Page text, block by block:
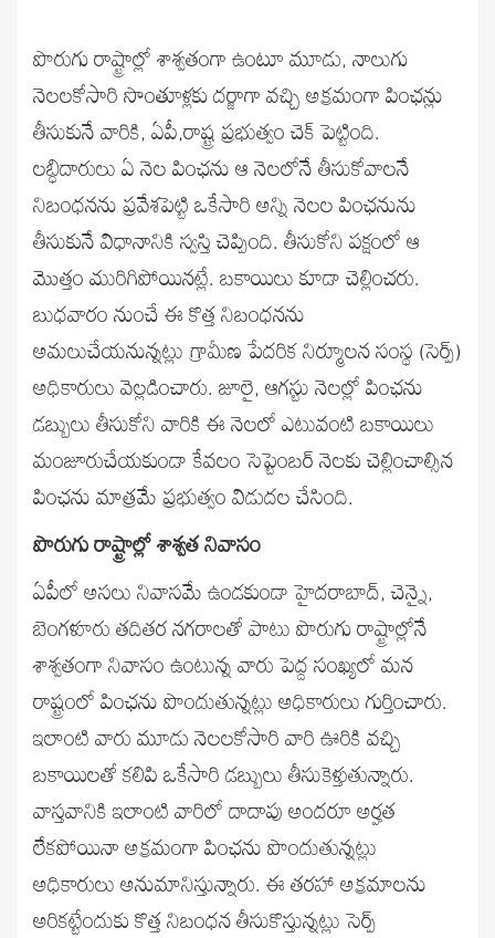
పొరుగు రాష్ట్రాల్లో శాశ్వతంగా ఉంటూ మూడు, నాలుగు
నెలలకోసారి సొంతూళ్లకు దర్జాగా వచ్చి అక్రమంగా పింఛన్లు
తీసుకునే వారికి, ఏపీ,రాష్ట్ర ప్రభుత్వం చెక్‌ పెట్టింది.
లబ్ధిదారులు ఏ నెల పింఛను ఆ నెలలోనే తీసుకోవాలనే
నిబంధనను ప్రవేశపెట్టి ఒకేసారి అన్ని నెలల పింఛనును
తీసుకునే విధానానికి స్వస్తి చెప్పింది. తీసుకోని పక్షంలో ఆ
మొత్తం మురిగిపోయినట్లే. బకాయిలు కూడా చెల్లించరు.
బుధవారం నుంచే ఈ కొత్త నిబంధనను
అమలుచేయనున్నట్లు గ్రామీణ పేదరిక నిర్మూలన సంస్థ (సెర్ప్‌)
అధికారులు వెల్లడించారు. జూలై, ఆగస్టు నెలల్లో పింఛను
డబ్బులు తీసుకోని వారికి ఈ నెలలో ఎటువంటి బకాయిలు
మంజూరుచేయకుండా కేవలం సెప్టెంబర్‌ నెలకు చెల్లించాల్సిన
పింఛను మాత్రమే ప్రభుత్వం విడుదల చేసింది.
పొరుగు రాష్ట్రాల్లో శాశ్వత నివాసం
ఏపీలో అసలు నివాసమే ఉండకుండా హైదరాబాద్, చెన్నై,
బెంగళూరు తదితర నగరాలతో పాటు పొరుగు రాష్ట్రాల్లోనే
శాశ్వతంగా నివాసం ఉంటున్న వారు పెద్ద సంఖ్యలో మన
రాష్ట్రంలో పింఛను పొందుతున్నట్లు అధికారులు గుర్తించారు.
ఇలాంటి వారు మూడు నెలలకోసారి వారి ఊరికి వచ్చి
బకాయిలతో కలిపి ఒకేసారి డబ్బులు తీసుకెళ్తుతున్నారు.
వాస్తవానికి ఇలాంటి వారిలో దాదాపు అందరూ అర్హత
లేకపోయినా అక్రమంగా పింఛను పొందుతున్నట్లు
అధికారులు అనుమానిస్తున్నారు. ఈ తరహా అక్రమాలను
అరికట్టేందుకు కొత్త నిబంధన తీసుకొస్తున్నట్లు సెర్ప్‌